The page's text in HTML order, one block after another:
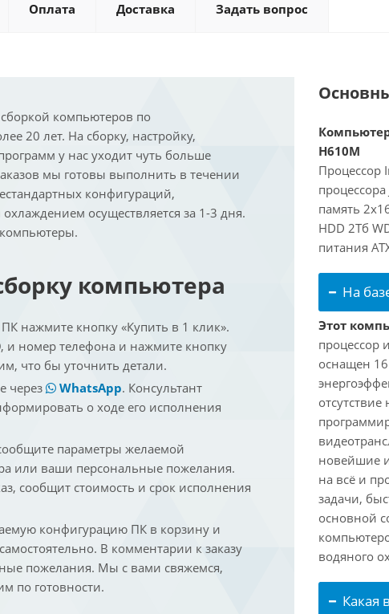
Оплата Доставка Задать вопрос
компьютеров по
20 лет. На сборку, настройку,
у нас уходит чуть больше
мы готовы выполнить в течении
конфигураций,
осуществляется за 1-3 дня.
компьютера
нажмите кнопку «Купить в 1 клик».
номер телефона и нажмите кнопку
что бы уточнить детали.
через
WhatsApp. Консультант
о ходе его исполнения
параметры желаемой
или ваши персональные пожелания.
сообщит стоимость и срок исполнения
конфигурацию ПК в корзину и
В комментарии к заказу
пожелания. Мы с вами свяжемся,
по готовности.
Компьютер
H610M
Процессор
память
HDD 2Тб
питания
На
Этот
процессор
оснащен
новейшие
на всё и
задачи,
основной
водяного
Какая